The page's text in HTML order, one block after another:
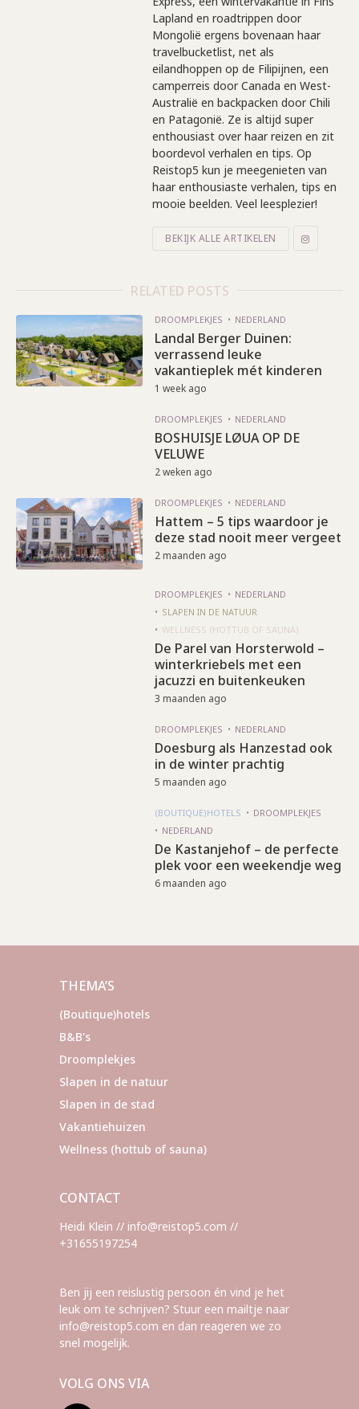
Lapland en roadtrippen door
Mongolië ergens bovenaan haar
travelbucketlist, net als
eilandhoppen op de Filipijnen, een
camperreis door Canada en West-
Australië en backpacken door Chili
en Patagonië. Ze is altijd super
enthousiast over haar reizen en zit
boordevol verhalen en tips. Op
Reistop5 kun je meegenieten van
haar enthousiaste verhalen, tips en
mooie beelden. Veel leesplezier!
BEKIJK ALLE ARTIKELEN
RELATED POSTS
DROOMPLEKJES NEDERLAND
Landal Berger Duinen:
verrassend leuke
vakantieplek mét kinderen
1 week ago
DROOMPLEKJES NEDERLAND
BOSHUISJE LØUA OP DE
VELUWE
2 weken ago
DROOMPLEKJES NEDERLAND
Hattem – 5 tips waardoor je
deze stad nooit meer vergeet
2 maanden ago
DROOMPLEKJES
NEDERLAND
SLAPEN IN DE NATUUR
WELLNESS (HOTTUB OF SAUNA)
De Parel van Horsterwold –
winterkriebels met een
jacuzzi en buitenkeuken
3 maanden ago
DROOMPLEKJES NEDERLAND
Doesburg als Hanzestad ook
in de winter prachtig
5 maanden ago
(BOUTIQUE)HOTELS
DROOMPLEKJES
NEDERLAND
De Kastanjehof – de perfecte
plek voor een weekendje weg
6 maanden ago
THEMA’S
(Boutique)hotels
B&B's
Droomplekjes
Slapen in de natuur
Slapen in de stad
Vakantiehuizen
Wellness (hottub of sauna)
CONTACT
Heidi Klein // info@reistop5.com //
+31655197254
Ben jij een reislustig persoon én vind je het
leuk om te schrijven? Stuur een mailtje naar
info@reistop5.com en dan reageren we zo
snel mogelijk.
VOLG ONS VIA